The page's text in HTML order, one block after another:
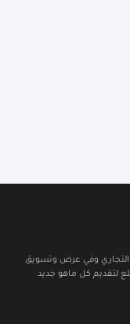
التجاري وفي عرض وتسويق
لتقديم كل ماهو جديد